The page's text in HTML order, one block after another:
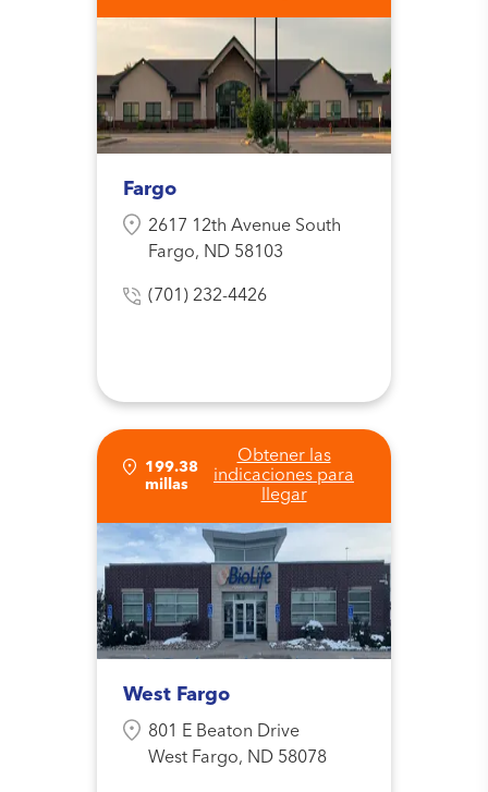
Fargo
2617 12th Avenue South
Fargo, ND 58103
(701) 232-4426
199.38
millas
Obtener las
indicaciones para
llegar
West Fargo
801 E Beaton Drive
West Fargo, ND 58078